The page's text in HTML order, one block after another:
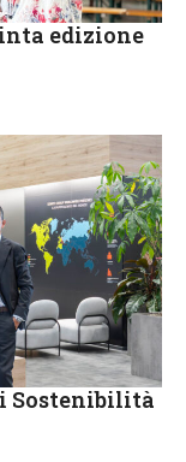
edizione
Sostenibilità